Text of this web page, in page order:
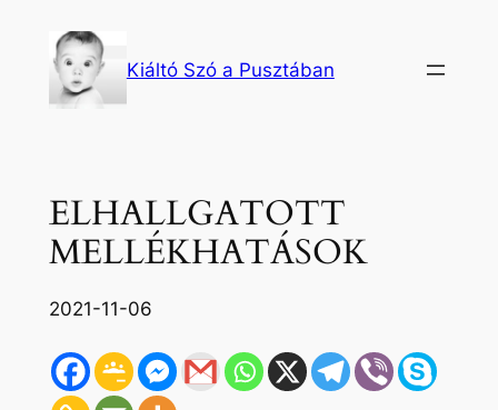
tartalomhoz
Kiáltó Szó a Pusztában
ELHALLGATOTT
MELLÉKHATÁSOK
2021-11-06